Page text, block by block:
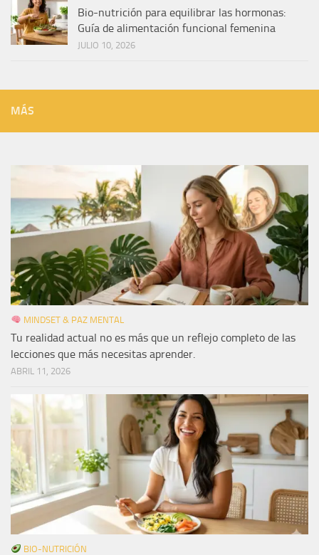
Bio-nutrición para equilibrar las hormonas:
Guía de alimentación funcional femenina
JULIO 10, 2026
MÁS
MINDSET & PAZ MENTAL
Tu realidad actual no es más que un reflejo completo de las
lecciones que más necesitas aprender.
ABRIL 11, 2026
BIO-NUTRICIÓN